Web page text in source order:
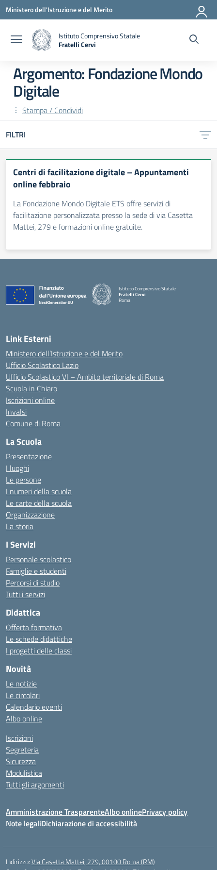
Vai ai contenuti
Vai al menu di navigazione
Vai al footer
Ministero dell'Istruzione e del Merito
Istituto Comprensivo Statale
Fratelli Cervi
Argomento: Fondazione Mondo
Digitale
Stampa / Condividi
FILTRI
Centri di facilitazione digitale – Appuntamenti
online febbraio
La Fondazione Mondo Digitale ETS offre servizi di
facilitazione personalizzata presso la sede di via Casetta
Mattei, 279 e formazioni online gratuite.
Istituto Comprensivo Statale
Fratelli Cervi
Roma
Link Esterni
Ministero dell’Istruzione e del Merito
Ufficio Scolastico Lazio
Ufficio Scolastico VI – Ambito territoriale di Roma
Scuola in Chiaro
Iscrizioni online
Invalsi
Comune di Roma
La Scuola
Presentazione
I luoghi
Le persone
I numeri della scuola
Le carte della scuola
Organizzazione
La storia
I Servizi
Personale scolastico
Famiglie e studenti
Percorsi di studio
Tutti i servizi
Didattica
Offerta formativa
Le schede didattiche
I progetti delle classi
Novità
Le notizie
Le circolari
Calendario eventi
Albo online
Iscrizioni
Segreteria
Sicurezza
Modulistica
Tutti gli argomenti
Amministrazione TrasparenteAlbo onlinePrivacy policy
Note legaliDichiarazione di accessibilità
Indirizzo:Via Casetta Mattei, 279, 00100 Roma (RM)